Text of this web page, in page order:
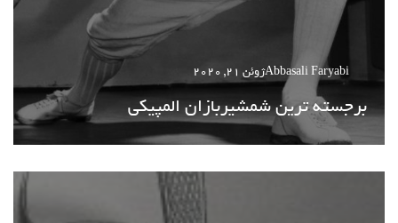
Abbasali Faryabiژوئن 21, 2020
برجسته ترین شمشیربازان المپیکی